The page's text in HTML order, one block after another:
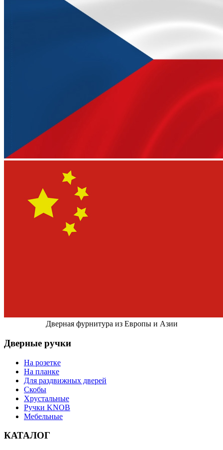
Дверная фурнитура из Европы и Азии
Дверные ручки
На розетке
На планке
Для раздвижных дверей
Скобы
Хрустальные
Ручки KNOB
Мебельные
КАТАЛОГ